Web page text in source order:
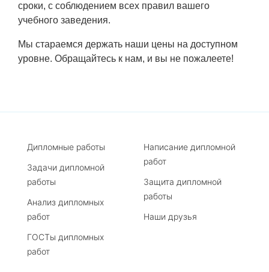
сроки, с соблюдением всех правил вашего
учебного заведения.
Мы стараемся держать наши цены на доступном
уровне. Обращайтесь к нам, и вы не пожалеете!
Дипломные работы
Задачи дипломной
работы
Анализ дипломных
работ
ГОСТы дипломных
работ
Написание дипломной
работ
Защита дипломной
работы
Наши друзья